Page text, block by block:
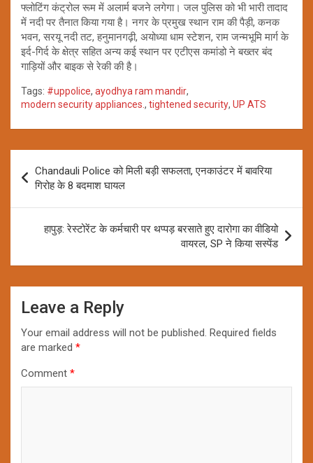
फ्लोटिंग कंट्रोल रूम में अलार्म बजने लगेगा। जल पुलिस को भी भारी तादाद
में नदी पर तैनात किया गया है। नगर के प्रमुख स्थान राम की पैड़ी, कनक
भवन, सरयू नदी तट, हनुमानगढ़ी, अयोध्या धाम स्टेशन, राम जन्मभूमि मार्ग के
इर्द-गिर्द के क्षेत्र सहित अन्य कई स्थान पर एटीएस कमांडो ने बख्तर बंद
गाड़ियों और बाइक से रेकी की है।
Tags: #uppolice, ayodhya ram mandir,
modern security appliances. , tightened security, UP ATS
navigation
Chandauli Police को मिली बड़ी सफलता, एनकाउंटर में बावरिया
गिरोह के 8 बदमाश घायल
हापुड़: रेस्टोरेंट के कर्मचारी पर थप्पड़ बरसाते हुए दारोगा का वीडियो
वायरल, SP ने किया सस्पेंड
Leave a Reply
Your email address will not be published. Required fields
are marked *
Comment *